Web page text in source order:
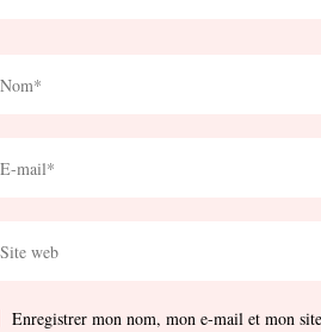
Enregistrer mon nom, mon e-mail et mon